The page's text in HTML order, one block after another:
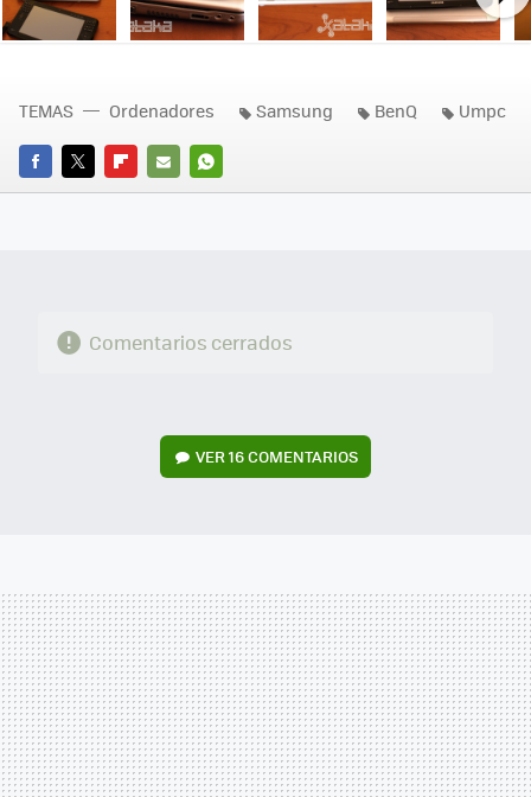
FACEBOOK
TWITTERFLIPBOARD
E-
WHATSAPP
TEMAS Ordenadores Samsung BenQ Umpc
Comentarios cerrados
VER16 COMENTARIOS